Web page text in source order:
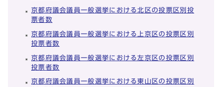
京都府議会議員一般選挙における北区の投票区別投
票者数
京都府議会議員一般選挙における上京区の投票区別
投票者数
京都府議会議員一般選挙における左京区の投票区別
投票者数
京都府議会議員一般選挙における東山区の投票区別